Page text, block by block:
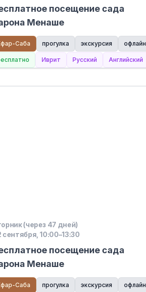
посещение сада
Менаше
Саба прогулка экскурсия офлайн
Иврит Русский Английский
(через 47 дней)
сентября, 10:00–13:30
посещение сада
Менаше
Саба прогулка экскурсия офлайн